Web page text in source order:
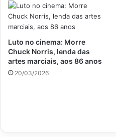
Luto no cinema: Morre
Chuck Norris, lenda das
artes marciais, aos 86 anos
20/03/2026